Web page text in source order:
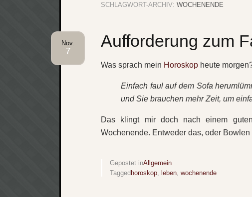
SCHLAGWORT-ARCHIV: WOCHENENDE
Aufforderung zum
Nov.
7
Was sprach mein Horoskop heute
Einfach faul auf dem Sofa
und Sie brauchen mehr Zeit, um
Das klingt mir doch nach einem
Wochenende. Entweder das, oder
Gepostet inAllgemein
Tagged horoskop leben wochenende